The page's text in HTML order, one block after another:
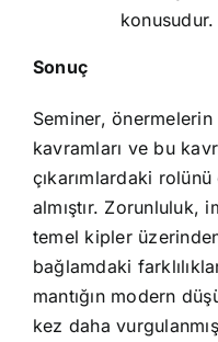
konusudur.
Sonuç
Seminer,
kavramları ve bu
çıkarımlardaki
almıştır. Zorunluluk,
temel kipler
bağlamdaki
mantığın modern
kez daha